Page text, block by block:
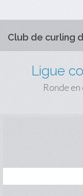
Club de curling
Ligue
Ronde